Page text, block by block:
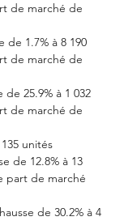
de marché de
de 1.7% à 8 190
de marché de
de 25.9% à 1 032
de marché de
unités
de 12.8% à 13
part de marché
de 30.2% à 4